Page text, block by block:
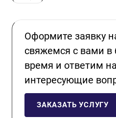
Оформите заявку
свяжемся с вами
время и ответим
интересующие
ЗАКАЗАТЬ УСЛУГУ